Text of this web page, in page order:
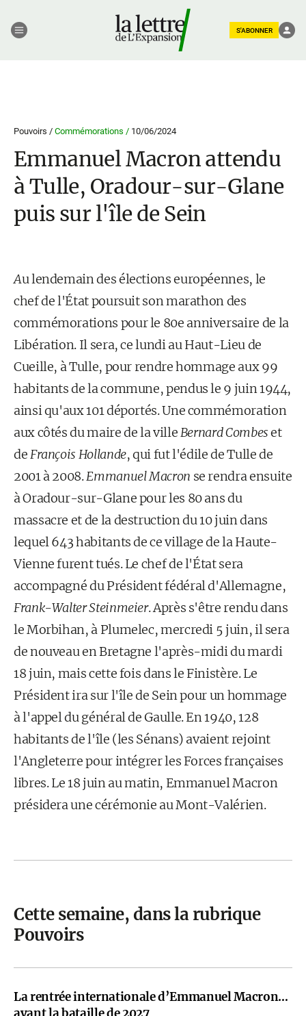
S'ABONNER
Pouvoirs / Commémorations / 10/06/2024
Emmanuel Macron attendu
à Tulle, Oradour-sur-Glane
puis sur l'île de Sein
Au lendemain des élections européennes, le
chef de l'État poursuit son marathon des
commémorations pour le 80e anniversaire de la
Libération. Il sera, ce lundi au Haut-Lieu de
Cueille, à Tulle, pour rendre hommage aux 99
habitants de la commune, pendus le 9 juin 1944,
ainsi qu'aux 101 déportés. Une commémoration
aux côtés du maire de la villeBernard Combeset
deFrançois Hollande, qui fut l'édile de Tulle de
2001 à 2008.Emmanuel Macron se rendra ensuite
à Oradour-sur-Glane pour les 80 ans du
massacre et de la destruction du 10 juin dans
lequel 643 habitants de ce village de la Haute-
Vienne furent tués. Le chef de l'État sera
accompagné du Président fédéral d'Allemagne,
Frank-Walter Steinmeier. Après s'être rendu dans
le Morbihan, à Plumelec, mercredi 5 juin, il sera
de nouveau en Bretagne l'après-midi du mardi
18 juin, mais cette fois dans le Finistère. Le
Président ira sur l'île de Sein pour un hommage
à l'appel du général de Gaulle. En 1940, 128
habitants de l'île (les Sénans) avaient rejoint
l'Angleterre pour intégrer les Forces françaises
libres. Le 18 juin au matin, Emmanuel Macron
présidera une cérémonie au Mont-Valérien.
Cette semaine, dans la rubrique
Pouvoirs
La rentrée internationale d’Emmanuel Macron…